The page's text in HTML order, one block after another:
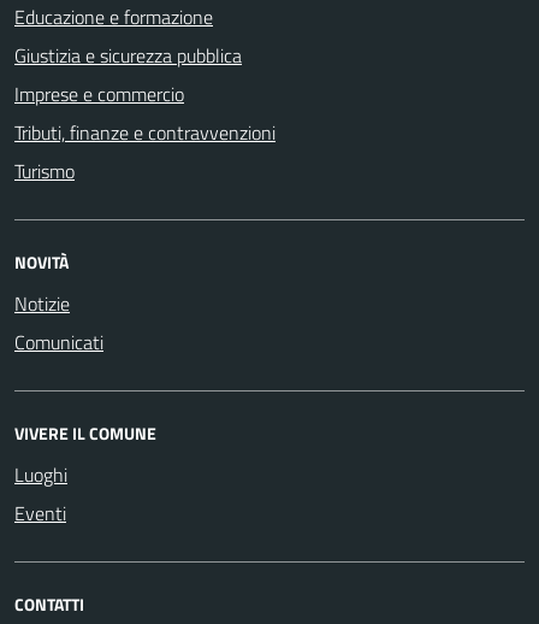
Educazione e formazione
Giustizia e sicurezza pubblica
Imprese e commercio
Tributi, finanze e contravvenzioni
Turismo
NOVITÀ
Notizie
Comunicati
VIVERE IL COMUNE
Luoghi
Eventi
CONTATTI